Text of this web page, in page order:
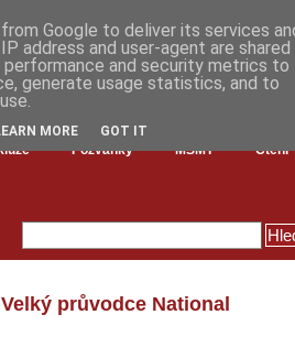
Pozvánky MŠMT Čtení
průvodce National
Google to deliver its services
address and user-agent are shared
and security metrics to
generate usage statistics, and to
MORE GOT IT